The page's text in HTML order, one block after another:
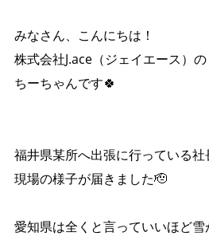
みなさん、こんにちは！
株式会社J.ace（ジェイエース）の
ちーちゃんです🍀
福井県某所へ出張に行っている社
現場の様子が届きました🫡
愛知県は全くと言っていいほど